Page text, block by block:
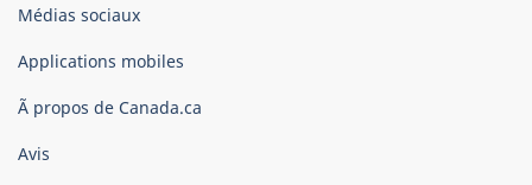
Organisation
gouvernement
Canada
Médias sociaux
Applications mobiles
Ã propos de Canada.ca
Avis